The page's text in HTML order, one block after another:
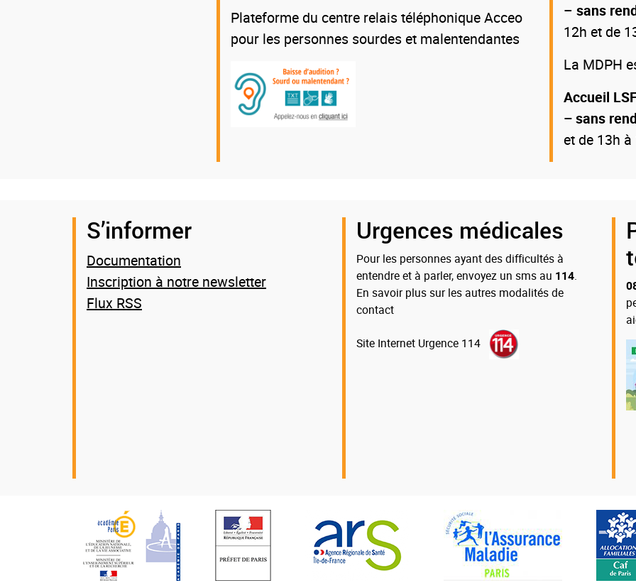
Plateforme du centre relais téléphonique Acceo
pour les personnes sourdes et malentendantes
– sans
12h et de
La MDPH
Accueil
– sans
et de 13h à
S’informer
Documentation
Inscription à notre newsletter
Flux RSS
Urgences médicales
Pour les personnes ayant des difficultés à
entendre et à parler, envoyez un sms au 114.
En savoir plus sur les autres modalités de
contact
Site Internet Urgence 114
Nos
partenaires